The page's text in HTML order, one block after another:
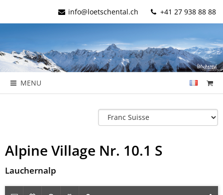
info@loetschental.ch +41 27 938 88 88
MENU
Alpine Village Nr. 10.1 S
Lauchernalp